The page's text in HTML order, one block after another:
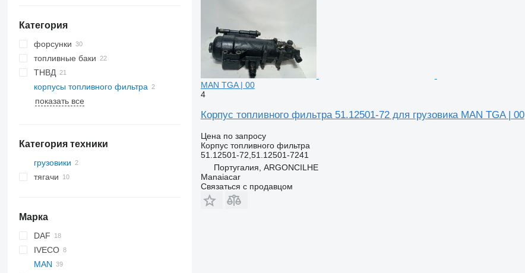
Категория
форсунки
топливные баки
ТНВД
корпусы топливного фильтра
показать все
Категория техники
грузовики
тягачи
Марка
DAF
CF
LF
IVECO
EuroCargo
MAN
MAN TGA | 00
4
Корпус топливного фильтра 51.12501-72 для грузовика MAN TGA | 00
Цена по запросу
Корпус топливного фильтра
51.12501-72,51.12501-7241
Португалия, ARGONCILHE
Manaiacar
Связаться с продавцом